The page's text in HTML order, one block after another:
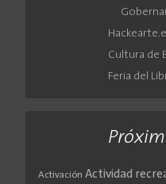
Cultura de
Feria del
Activación Actividad